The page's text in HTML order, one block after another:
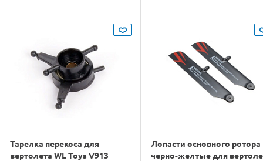
Тарелка перекоса для
вертолета WL Toys V913
Лопасти основного ротора
черно-желтые для